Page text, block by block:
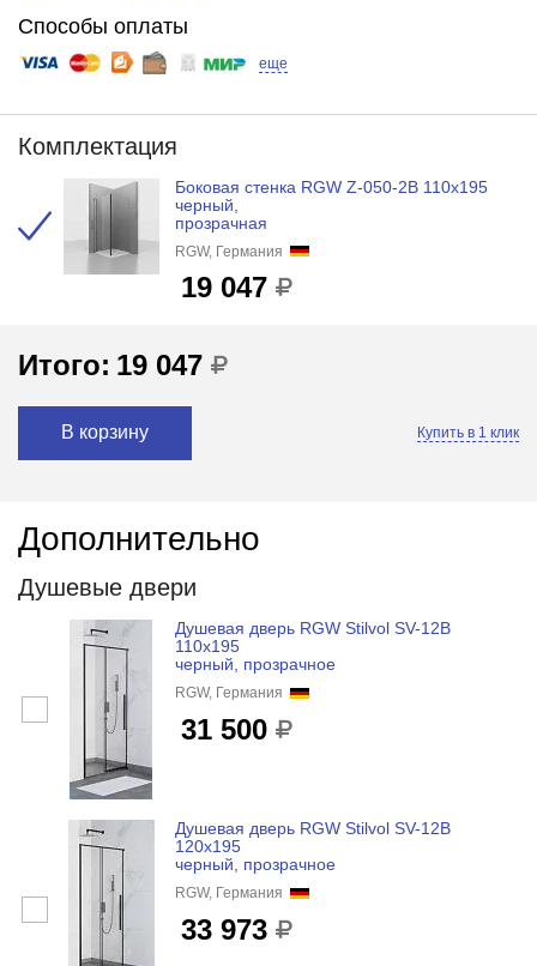
Способы оплаты
еще
Комплектация
Боковая стенка RGW Z-050-2B 110x195
черный,
прозрачная
RGW, Германия
19 047
Итого: 19 047
В корзину Купить в 1 клик
Дополнительно
Душевые двери
Душевая дверь RGW Stilvol SV-12B
110x195
черный, прозрачное
RGW, Германия
31 500
Душевая дверь RGW Stilvol SV-12B
120x195
черный, прозрачное
RGW, Германия
33 973